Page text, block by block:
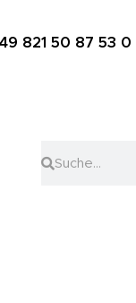
821 50 87 53 0